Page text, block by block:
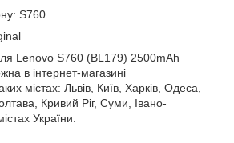
S760
Lenovo S760 (BL179) 2500mAh
в інтернет-магазині
містах: Львів, Київ, Харків, Одеса,
Кривий Ріг, Суми, Івано-
України.